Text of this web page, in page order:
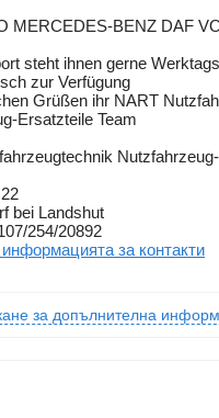
MERCEDES-BENZ DAF
steht ihnen gerne
zur Verfügung
Grüßen ihr NART
Ersatzteile Team
bei Landshut
254/20892
за контакти
за допълнителна